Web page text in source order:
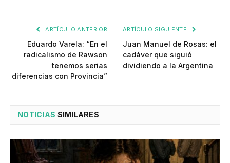
ARTÍCULO ANTERIOR
Eduardo Varela: “En el
radicalismo de Rawson
tenemos serias
diferencias con Provincia”
ARTÍCULO SIGUIENTE
Juan Manuel de Rosas: el
cadáver que siguió
dividiendo a la Argentina
NOTICIAS SIMILARES